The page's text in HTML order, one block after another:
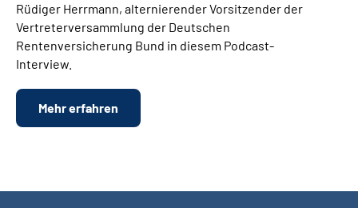
Rüdiger Herrmann, alternierender Vorsitzender der
Vertreterversammlung der Deutschen
Rentenversicherung Bund in diesem Podcast-
Interview.
Mehr erfahren